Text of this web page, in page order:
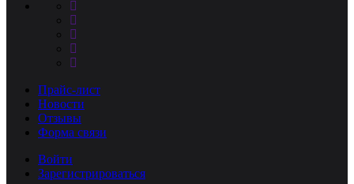
Прайс-лист
Новости
Отзывы
Форма связи
Войти
Зарегистрироваться